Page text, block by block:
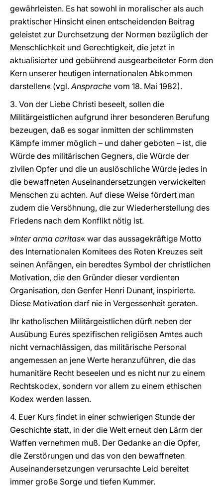
gewährleisten. Es hat sowohl in moralischer als auch
praktischer Hinsicht einen entscheidenden Beitrag
geleistet zur Durchsetzung der Normen bezüglich der
Menschlichkeit und Gerechtigkeit, die jetzt in
aktualisierter und gebührend ausgearbeiteter Form den
Kern unserer heutigen internationalen Abkommen
darstellen« (vgl.Ansprache vom 18. Mai 1982).
3. Von der Liebe Christi beseelt, sollen die
Militärgeistlichen aufgrund ihrer besonderen Berufung
bezeugen, daß es sogar inmitten der schlimmsten
Kämpfe immer möglich – und daher geboten – ist, die
Würde des militärischen Gegners, die Würde der
zivilen Opfer und die un auslöschliche Würde jedes in
die bewaffneten Auseinandersetzungen verwickelten
Menschen zu achten. Auf diese Weise fördert man
zudem die Versöhnung, die zur Wiederherstellung des
Friedens nach dem Konflikt nötig ist.
»Inter arma caritas« war das aussagekräftige Motto
des Internationalen Komitees des Roten Kreuzes seit
seinen Anfängen, ein beredtes Symbol der christlichen
Motivation, die den Gründer dieser verdienten
Organisation, den Genfer Henri Dunant, inspirierte.
Diese Motivation darf nie in Vergessenheit geraten.
Ihr katholischen Militärgeistlichen dürft neben der
Ausübung Eures spezifischen religiösen Amtes auch
nicht vernachlässigen, das militärische Personal
angemessen an jene Werte heranzuführen, die das
humanitäre Recht beseelen und es nicht nur zu einem
Rechtskodex, sondern vor allem zu einem ethischen
Kodex werden lassen.
4. Euer Kurs findet in einer schwierigen Stunde der
Geschichte statt, in der die Welt erneut den Lärm der
Waffen vernehmen muß. Der Gedanke an die Opfer,
die Zerstörungen und das von den bewaffneten
Auseinandersetzungen verursachte Leid bereitet
immer große Sorge und tiefen Kummer.